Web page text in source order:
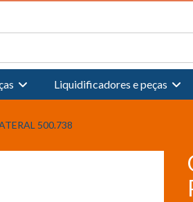
Liquidificadores e peças
500.738